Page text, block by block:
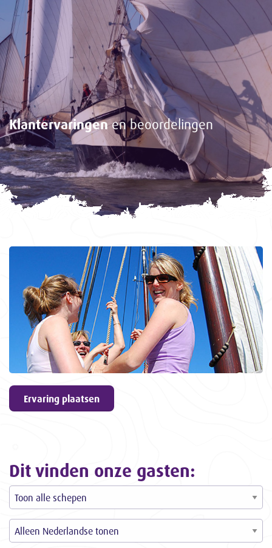
Klantervaringenen beoordelingen
9,6
Gasten
geven
ons een
3057
ervaringen
Ervaring plaatsen
Dit vinden onze gasten: